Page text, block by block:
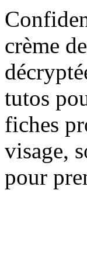
crème
tutos
fiches
visage,
pour